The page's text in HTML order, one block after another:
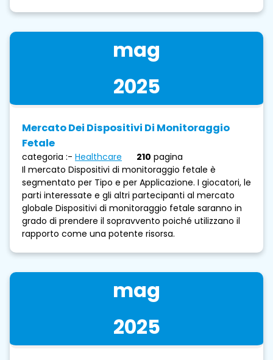
mag
2025
Mercato Dei Dispositivi Di Monitoraggio
Fetale
categoria :- Healthcare 210 pagina
Il mercato Dispositivi di monitoraggio fetale è
segmentato per Tipo e per Applicazione. I giocatori, le
parti interessate e gli altri partecipanti al mercato
globale Dispositivi di monitoraggio fetale saranno in
grado di prendere il sopravvento poiché utilizzano il
rapporto come una potente risorsa.
mag
2025